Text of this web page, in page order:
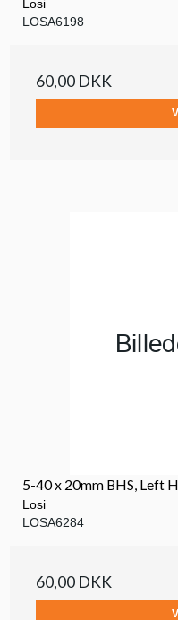
Losi
LOSA6198
60,00 DKK
5-40 x 20mm BHS, Left
Losi
LOSA6284
60,00 DKK